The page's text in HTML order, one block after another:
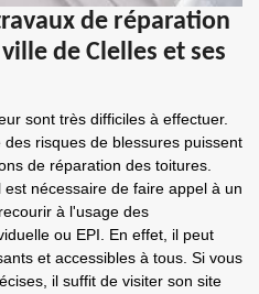
de réparation
de Clelles et ses
sont très difficiles à effectuer.
risques de blessures puissent
de réparation des toitures.
nécessaire de faire appel à un
à l'usage des
ou EPI. En effet, il peut
et accessibles à tous. Si vous
il suffit de visiter son site